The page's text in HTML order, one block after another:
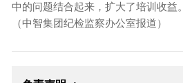
中的问题结合起来，扩大了培训收益。
（中智集团纪检监察办公室报道）